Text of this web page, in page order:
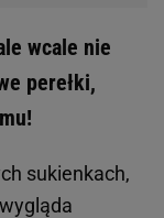
wcale nie
perełki,
sukienkach,